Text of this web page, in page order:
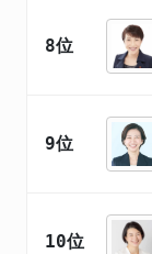
8位
9位
10位